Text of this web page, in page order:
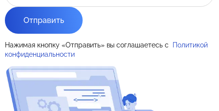
Отправить
Нажимая кнопку «Отправить» вы соглашаетесь с
Политикой
конфиденциальности